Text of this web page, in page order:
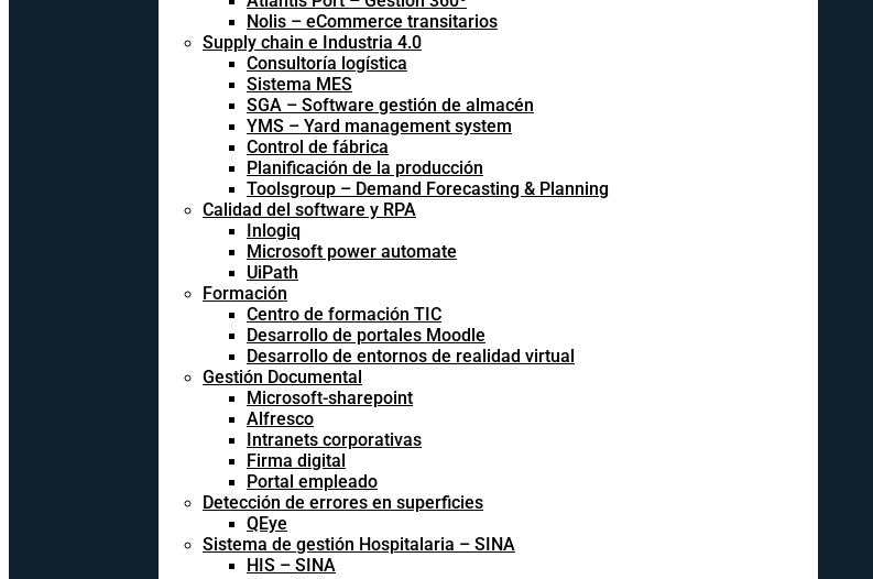
Nolis – eCommerce transitarios
Supply chain e Industria 4.0
Consultoría logística
Sistema MES
SGA – Software gestión de almacén
YMS – Yard management system
Control de fábrica
Planificación de la producción
Toolsgroup – Demand Forecasting & Planning
Calidad del software y RPA
Inlogiq
Microsoft power automate
UiPath
Formación
Centro de formación TIC
Desarrollo de portales Moodle
Desarrollo de entornos de realidad virtual
Gestión Documental
Microsoft-sharepoint
Alfresco
Intranets corporativas
Firma digital
Portal empleado
Detección de errores en superficies
QEye
Sistema de gestión Hospitalaria – SINA
HIS – SINA